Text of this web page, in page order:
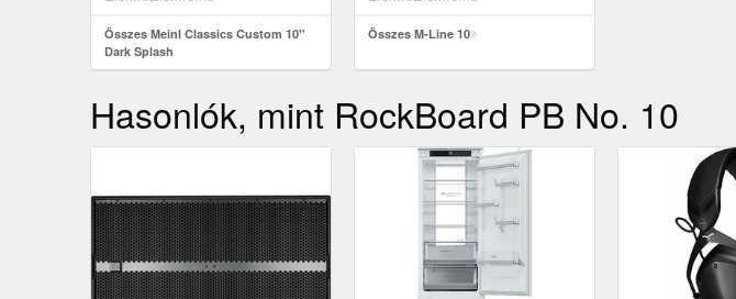
Összes Meinl Classics Custom 10''
Dark Splash
Összes M-Line 10
Hasonlók, mint RockBoard PB No. 10